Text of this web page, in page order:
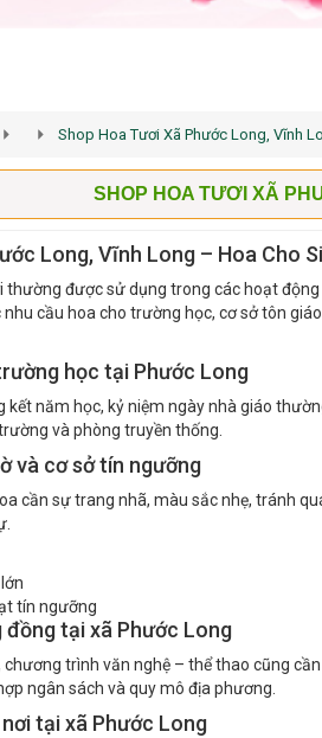
Shop Hoa Tươi Xã Phước Long, Vĩnh
SHOP HOA TƯƠI XÃ
Long, Vĩnh Long – Hoa Cho
thường được sử dụng trong các hoạt
cầu hoa cho trường học, cơ sở tôn
học tại Phước Long
kết năm học, kỷ niệm ngày nhà giáo
và phòng truyền thống.
và cơ sở tín ngưỡng
cần sự trang nhã, màu sắc nhẹ, tránh
tín ngưỡng
tại xã Phước Long
chương trình văn nghệ – thể thao cũng
ngân sách và quy mô địa phương.
tại xã Phước Long